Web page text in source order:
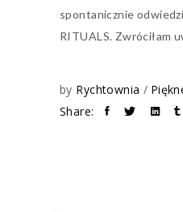
spontanicznie
RITUALS. Zwróciłam
by Rychtownia
Share: